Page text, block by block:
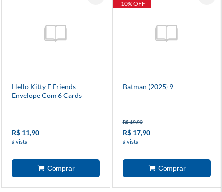
Hello Kitty E Friends -
Envelope Com 6 Cards
R$ 11,90
à vista
-10% OFF
Batman (2025) 9
R$ 19,90
R$ 17,90
à vista